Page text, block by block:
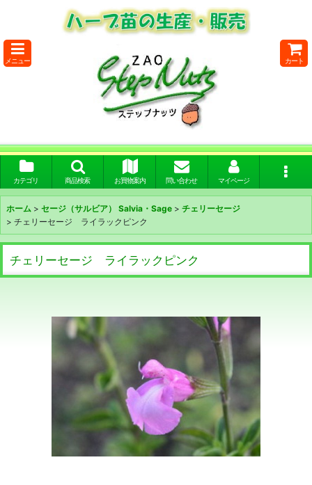
メニュー カート
カテゴリ 商品検索 お買物案内 問い合わせ マイページ
ホーム > セージ（サルビア） Salvia・Sage > チェリーセージ
> チェリーセージ ライラックピンク
チェリーセージ ライラックピンク